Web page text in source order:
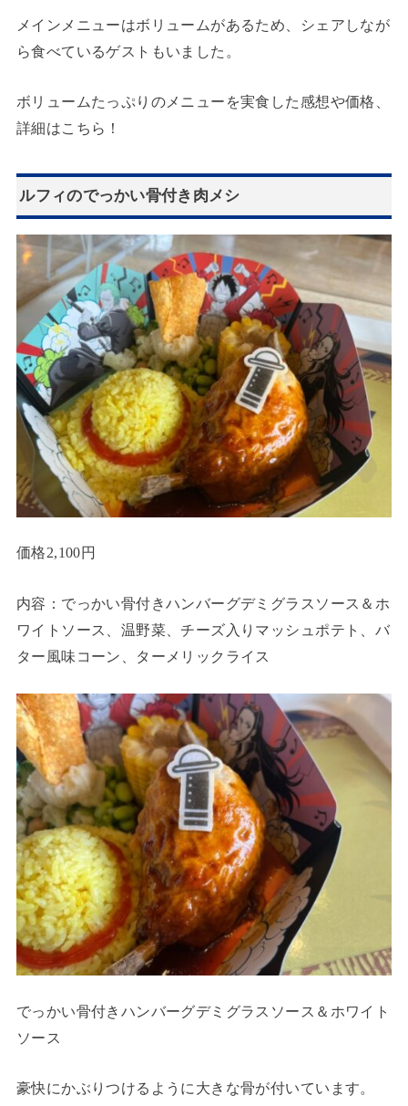
メインメニューはボリュームがあるため、シェアしなが
ら食べているゲストもいました。
ボリュームたっぷりのメニューを実食した感想や価格、
詳細はこちら！
ルフィのでっかい骨付き肉メシ
価格2,100円
内容：でっかい骨付きハンバーグデミグラスソース＆ホ
ワイトソース、温野菜、チーズ入りマッシュポテト、バ
ター風味コーン、ターメリックライス
でっかい骨付きハンバーグデミグラスソース＆ホワイト
ソース
豪快にかぶりつけるように大きな骨が付いています。